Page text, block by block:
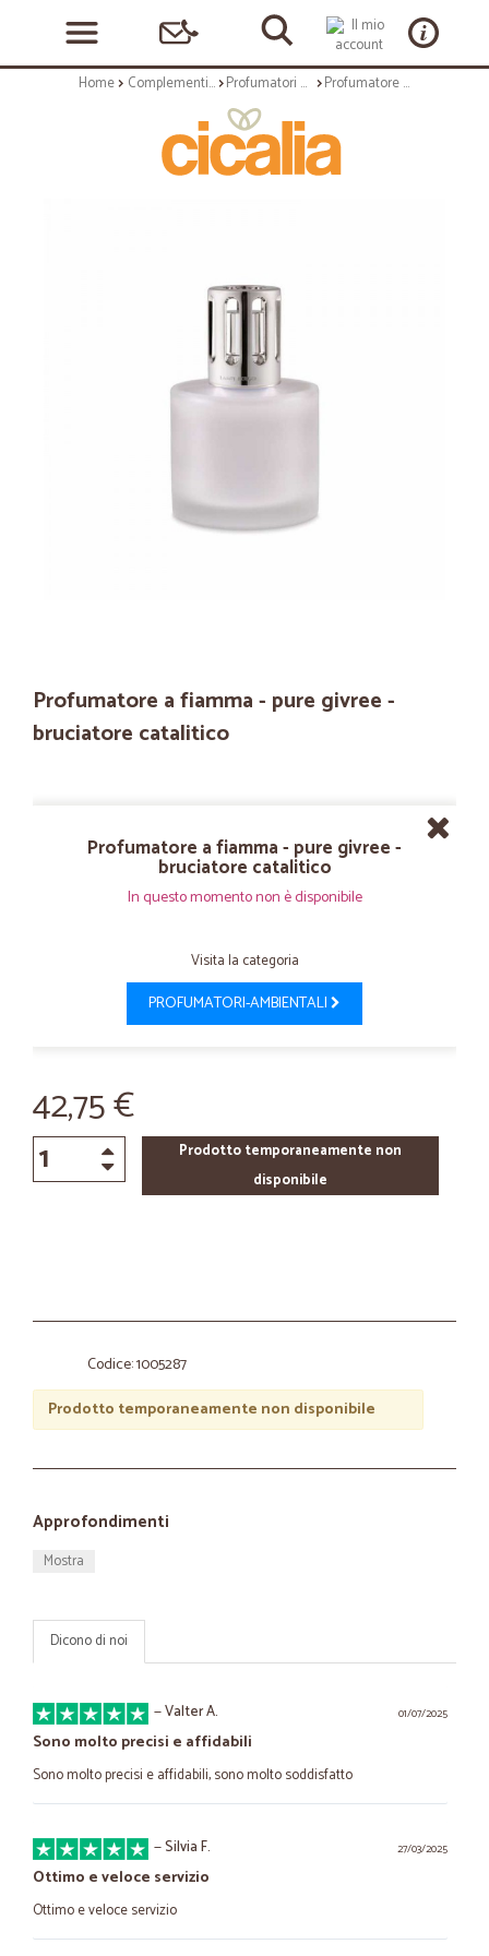
Home Complementi arredo Profumatori ambientali Profumatore a fiamma - pure givree - bruciatore catalitico
Profumatore a fiamma - pure givree -
bruciatore catalitico
Profumatore a fiamma - pure givree -
bruciatore catalitico
In questo momento non è disponibile
Visita la categoria
PROFUMATORI-AMBIENTALI
42,75 €
Prodotto temporaneamente non
disponibile
Codice: 1005287
Prodotto temporaneamente non disponibile
Approfondimenti
Mostra
Dicono di noi
01/07/2025
—Valter A.
Sono molto precisi e affidabili
Sono molto precisi e affidabili, sono molto soddisfatto
27/03/2025
—Silvia F.
Ottimo e veloce servizio
Ottimo e veloce servizio